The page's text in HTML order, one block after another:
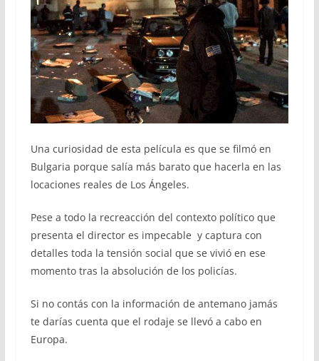
Una curiosidad de esta película es que se filmó en
Bulgaria porque salía más barato que hacerla en las
locaciones reales de Los Ángeles.
Pese a todo la recreacción del contexto político que
presenta el director es impecable y captura con
detalles toda la tensión social que se vivió en ese
momento tras la absolución de los policías.
Si no contás con la información de antemano jamás
te darías cuenta que el rodaje se llevó a cabo en
Europa.